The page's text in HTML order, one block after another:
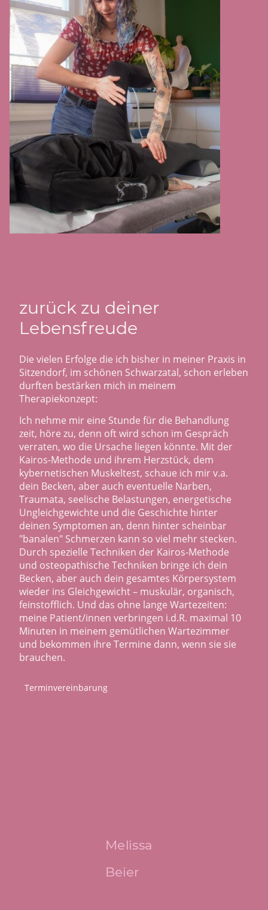
zurück zu deiner
Lebensfreude
Die vielen Erfolge die ich bisher in meiner Praxis in
Sitzendorf, im schönen Schwarzatal, schon erleben
durften bestärken mich in meinem
Therapiekonzept:
Ich nehme mir eine Stunde für die Behandlung
zeit, höre zu, denn oft wird schon im Gespräch
verraten, wo die Ursache liegen könnte. Mit der
Kairos-Methode und ihrem Herzstück, dem
kybernetischen Muskeltest, schaue ich mir v.a.
dein Becken, aber auch eventuelle Narben,
Traumata, seelische Belastungen, energetische
Ungleichgewichte und die Geschichte hinter
deinen Symptomen an, denn hinter scheinbar
"banalen" Schmerzen kann so viel mehr stecken.
Durch spezielle Techniken der Kairos-Methode
und osteopathische Techniken bringe ich dein
Becken, aber auch dein gesamtes Körpersystem
wieder ins Gleichgewicht – muskulär, organisch,
feinstofflich. Und das ohne lange Wartezeiten:
meine Patient/innen verbringen i.d.R. maximal 10
Minuten in meinem gemütlichen Wartezimmer
und bekommen ihre Termine dann, wenn sie sie
brauchen.
Terminvereinbarung
Melissa
Beier